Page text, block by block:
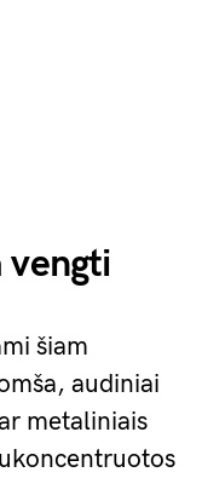
vengti
šiam
audiniai
metaliniais